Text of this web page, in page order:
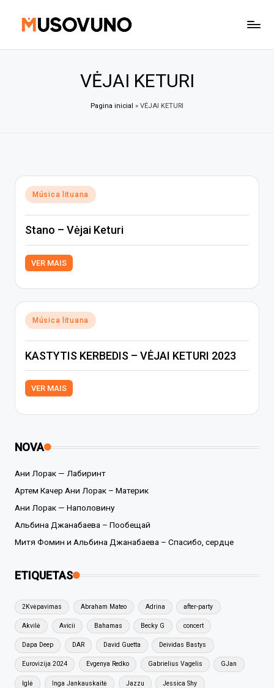
VĖJAI KETURI
Pagina inicial » VĖJAI KETURI
Posted
in
Música lituana
Stano – Vėjai Keturi
VER MAIS
Posted
in
Música lituana
KASTYTIS KERBEDIS – VĖJAI KETURI 2023
VER MAIS
NOVA
Ани Лорак — Лабиринт
Артем Качер Ани Лорак – Материк
Ани Лорак — Наполовину
Альбина Джанабаева – Пообещай
Митя Фомин и Альбина Джанабаева – Спасибо, сердце
ETIQUETAS
2Kvėpavimas Abraham Mateo Adrina after-party
Akvilė Avicii Bahamas Becky G concert
Dapa Deep DAR David Guetta Deividas Bastys
Eurovizija 2024 Evgenya Redko Gabrielius Vagelis GJan
Iglė Inga Jankauskaitė Jazzu Jessica Shy